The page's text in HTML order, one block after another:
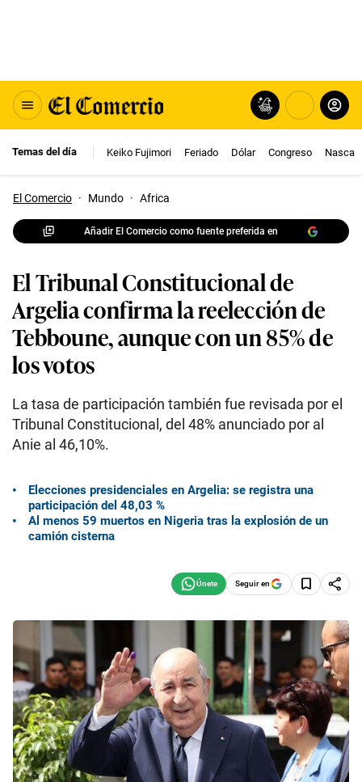
Temas del día Keiko Fujimori Feriado Dólar Congreso Nasca
El Comercio · Mundo · Africa
Añadir El Comercio como fuente preferida en
El Tribunal Constitucional de
Argelia confirma la reelección de
Tebboune, aunque con un 85% de
los votos
La tasa de participación también fue revisada por el
Tribunal Constitucional, del 48% anunciado por al
Anie al 46,10%.
Elecciones presidenciales en Argelia: se registra una
participación del 48,03 %
Al menos 59 muertos en Nigeria tras la explosión de un
camión cisterna
Seguir en